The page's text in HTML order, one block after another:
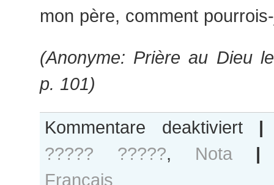
mon père, comment
(Anonyme: Prière au Dieu
p. 101)
Kommentare deaktiviertNichtig?
|
????? ?????, Nota |
Français